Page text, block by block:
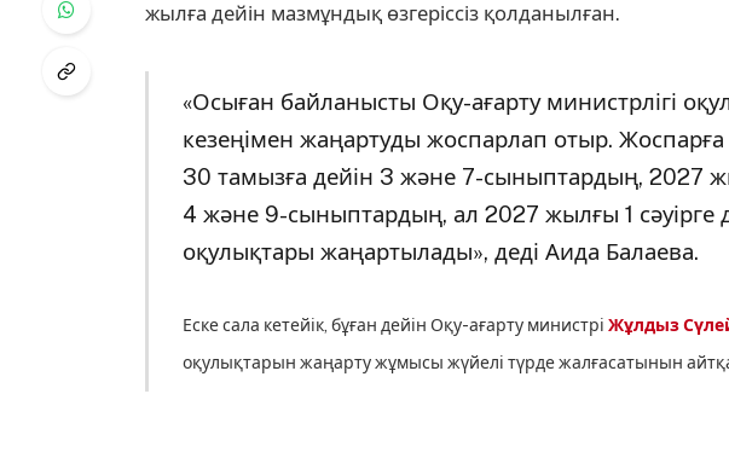
жылға дейін мазмұндық өзгеріссіз қолданылған.
«Осыған байланысты Оқу-ағарту министрлігі
кезеңімен жаңартуды жоспарлап отыр.
30 тамызға дейін 3 және 7-сыныптардың, 2027
4 және 9-сыныптардың, ал 2027 жылғы 1 сәуірге
оқулықтары жаңартылады», деді Аида Балаева.
Еске сала кетейік, бұған дейін Оқу-ағарту министрі Жұлдыз
оқулықтарын жаңарту жұмысы жүйелі түрде жалғасатынын